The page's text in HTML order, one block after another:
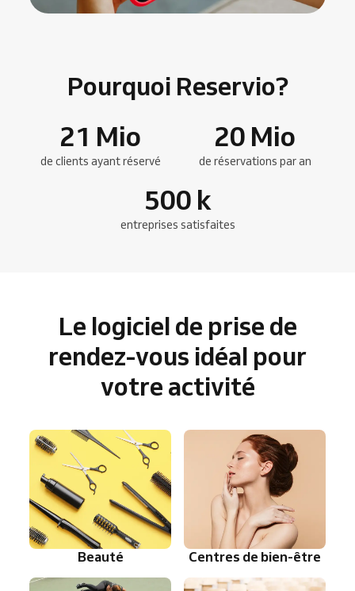
Pourquoi Reservio?
21 Mio
de clients ayant réservé
20 Mio
de réservations par an
500 k
entreprises satisfaites
Le logiciel de prise de
rendez-vous idéal pour
votre activité
Beauté Centres de bien-être